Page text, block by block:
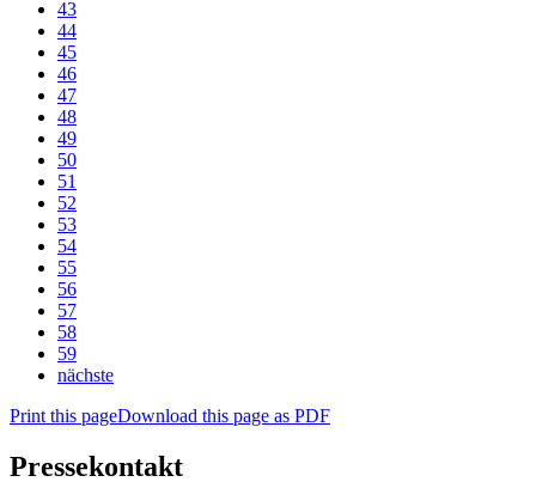
43
44
45
46
47
48
49
50
51
52
53
54
55
56
57
58
59
nächste
Print this pageDownload this page as PDF
Pressekontakt